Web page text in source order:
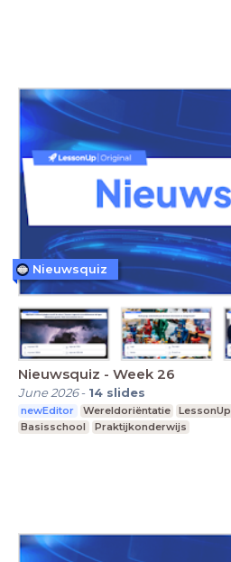
Nieuwsquiz - Week 26
June 2026- 14 slides
newEditor Wereldoriëntatie LessonUp
Basisschool
Praktijkonderwijs
Nieuwsquiz